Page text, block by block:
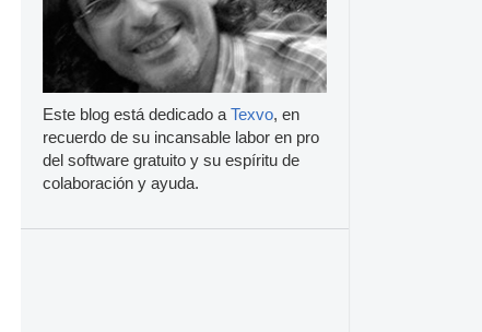
Este blog está dedicado a Texvo, en
recuerdo de su incansable labor en pro
del software gratuito y su espíritu de
colaboración y ayuda.